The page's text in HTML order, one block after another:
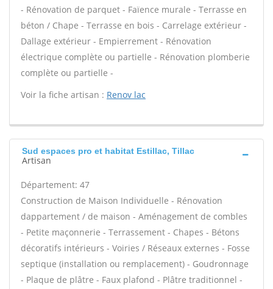
- Rénovation de parquet - Faïence murale - Terrasse en
béton / Chape - Terrasse en bois - Carrelage extérieur -
Dallage extérieur - Empierrement - Rénovation
électrique complète ou partielle - Rénovation plomberie
complète ou partielle -
Voir la fiche artisan : Renov lac
Sud espaces pro et habitat Estillac, Tillac
Artisan
Département: 47
Construction de Maison Individuelle - Rénovation
dappartement / de maison - Aménagement de combles
- Petite maçonnerie - Terrassement - Chapes - Bétons
décoratifs intérieurs - Voiries / Réseaux externes - Fosse
septique (installation ou remplacement) - Goudronnage
- Plaque de plâtre - Faux plafond - Plâtre traditionnel -